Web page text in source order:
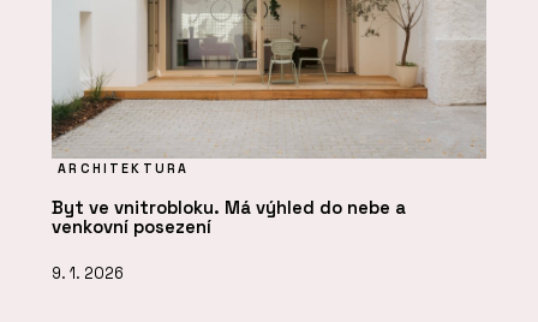
ARCHITEKTURA
Byt ve vnitrobloku. Má výhled do nebe a
venkovní posezení
9. 1. 2026